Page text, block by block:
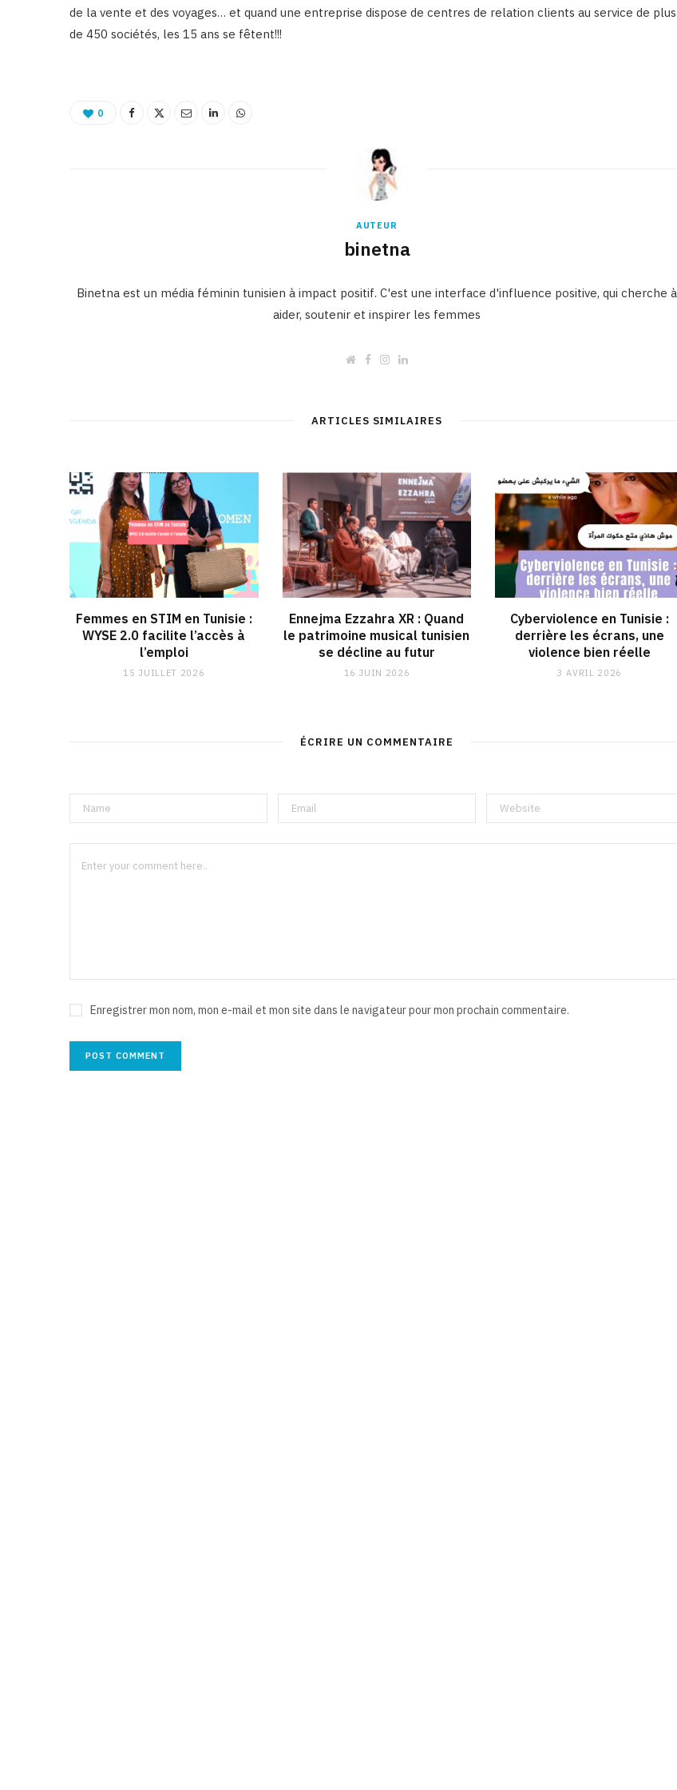
de la vente et des voyages… et quand une entreprise dispose de centres de relation clients au service de plus
de 450 sociétés, les 15 ans se fêtent!!!
0
AUTEUR
binetna
Binetna est un média féminin tunisien à impact positif. C'est une interface d'influence positive, qui cherche à
aider, soutenir et inspirer les femmes
W
e
F
o
I
r
L
I
ARTICLES SIMILAIRES
Femmes en STIM en Tunisie :
WYSE 2.0 facilite l’accès à
l’emploi
15 JUILLET 2026
Ennejma Ezzahra XR : Quand
le patrimoine musical tunisien
se décline au futur
16 JUIN 2026
Cyberviolence en Tunisie :
derrière les écrans, une
violence bien réelle
3 AVRIL 2026
ÉCRIRE UN COMMENTAIRE
Enregistrer mon nom, mon e-mail et mon site dans le navigateur pour mon prochain commentaire.